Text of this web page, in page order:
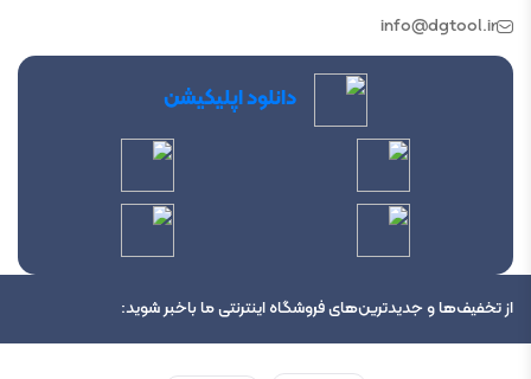
دنده قدرتی برای آن مناسب است.
سرعت چرخش چرخ‌ها تعیین می‌کند که چه نوع دنده قدرتی
نیز یکی از عوامل موثر در انتخاب آن است.
می‌تواند منجر به مشکلات مختلفی شود. برخی از علائم خرابی عبارتند از:
info@dgtool.ir
دانلود اپلیکیشن
از تخفیف‌ها و جدیدترین‌های فروشگاه اینترنتی ما باخبر شوید: